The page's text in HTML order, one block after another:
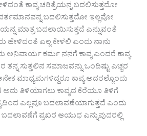
ಕಾವ್ಯ ಚರಿತ್ರೆಯನ್ನ ಬದಲಿಸುತ್ತದೋ
ವರ್ತಮಾನವನ್ನ ಬದಲಿಸುತ್ತದೋ ಇಲ್ಲವೋ
ಮಾತ್ರ ಬದಲಾಯಿಸುತ್ತದೆ ಎನ್ನುವಂತೆ
ಹೇಳಿದಂತೆ ಎಲ್ಲ ಕೇಳಲಿ ಎಂದು ನಾನು
ಅನಿವಾರ್ಯ ಕರ್ಮ ನನಗೆ ಕಾವ್ಯ ಎಂದರೆ ಕಾವ್ಯ
ತನ್ನ ಸುತ್ತಲಿನ ಸಮಾಜವನ್ನು ಒಂದಿಷ್ಟು ಎಚ್ಚರ
ಮಾಧ್ಯಮಗಳಿದ್ದರೂ ಕಾವ್ಯ ಅದರಲ್ಲೊಂದು
ಅದು ತಿಳಿಯಾಗಲು ಕಾವ್ಯದ ಕೆರೆಯೂ ತಿಳಿಗೆ
ಎಲ್ಲವೂ ಬದಲಾವಣೆಯಾಗುತ್ತದೆ ಎಂದು
ಪ್ರಖರ ಆಯುಧ ಎನ್ನುವುದರಲ್ಲಿ